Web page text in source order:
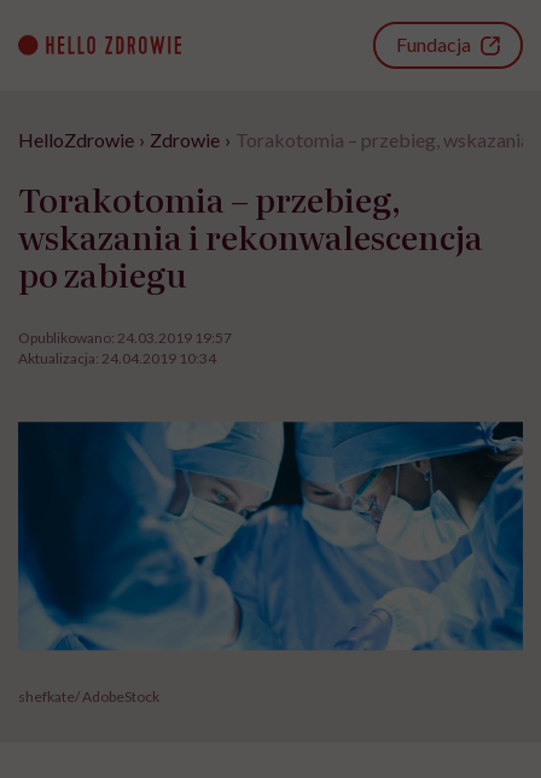
content
Fundacja
HelloZdrowie › Zdrowie › Torakotomia – przebieg, wskazania
Torakotomia – przebieg,
wskazania i rekonwalescencja
po zabiegu
Opublikowano: 24.03.2019 19:57
Aktualizacja: 24.04.2019 10:34
shefkate/ AdobeStock